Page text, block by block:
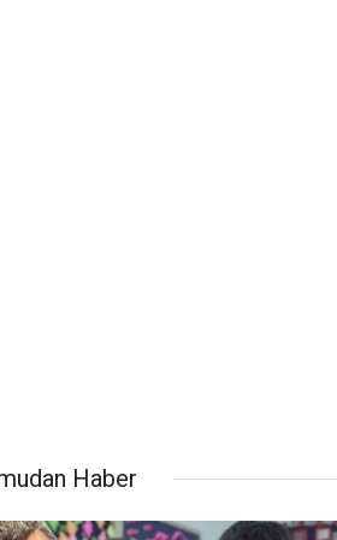
Haber